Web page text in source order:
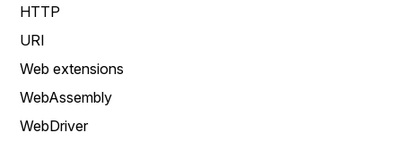
HTTP
URI
Web extensions
WebAssembly
WebDriver